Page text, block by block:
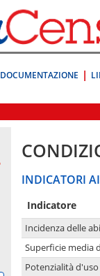
DOCUMENTAZIONE
INDICATORI
Indicatore
Incidenza delle
Superficie media
Potenzialità